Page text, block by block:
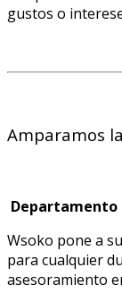
gustos o
Amparamos
Departamento
Wsoko pone a
para cualquier
asesoramiento